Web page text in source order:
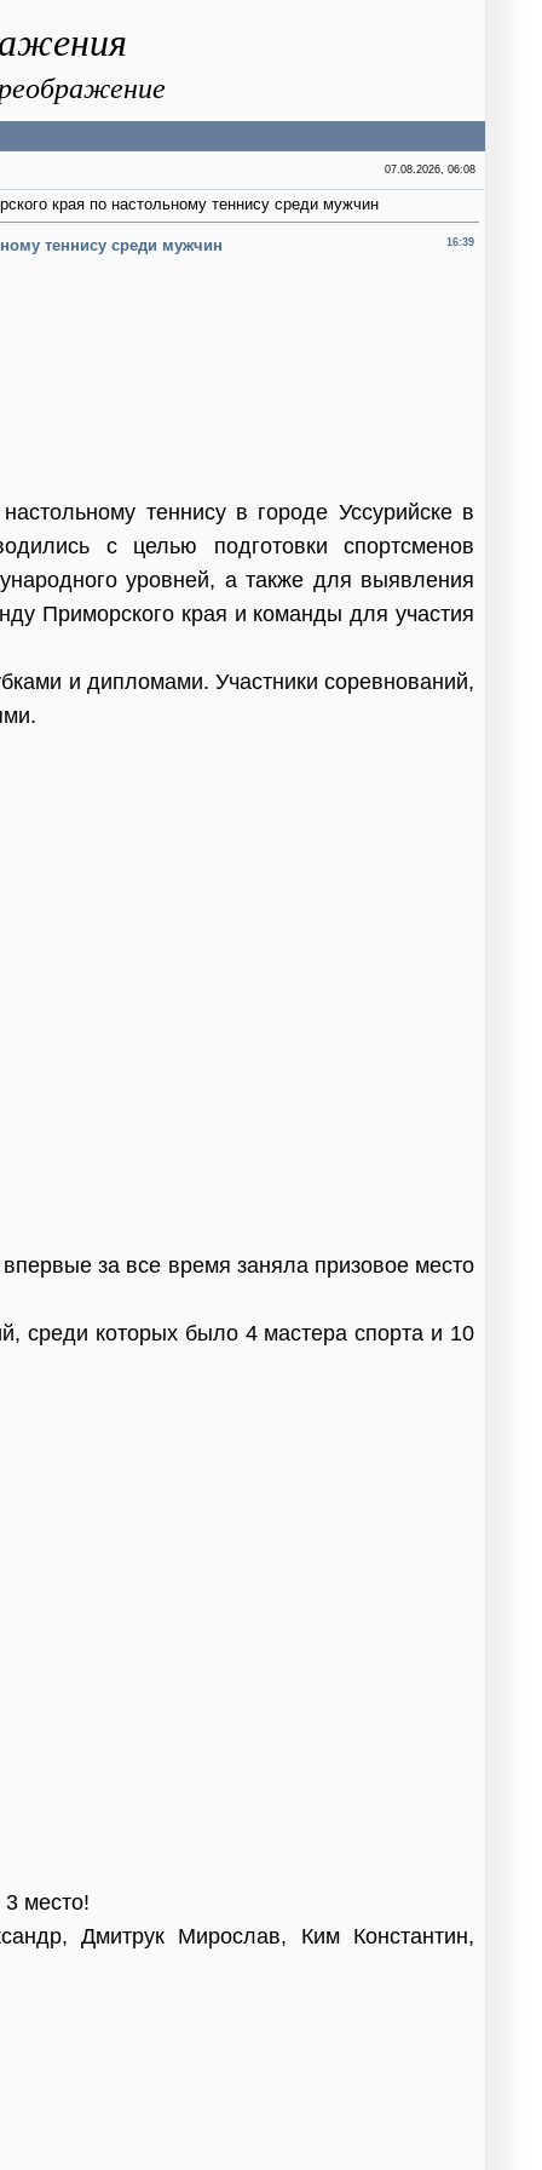
07.08.2026, 06:08
края по настольному теннису среди мужчин
16:39
теннису среди мужчин
теннису в городе Уссурийске в
с целью подготовки спортсменов
уровней, а также для выявления
Приморского края и команды для участия
и дипломами. Участники соревнований,
за все время заняла призовое место
среди которых было 4 мастера спорта и 10
место!
Дмитрук Мирослав, Ким Константин,